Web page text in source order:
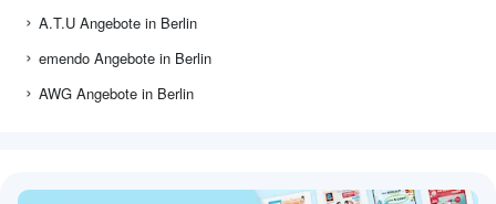
A.T.U Angebote in Berlin
emendo Angebote in Berlin
AWG Angebote in Berlin